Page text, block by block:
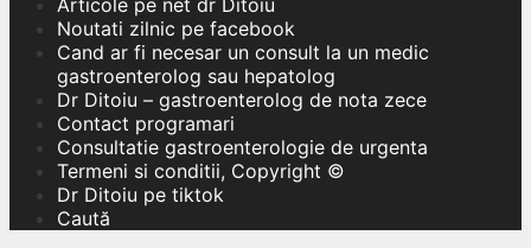
Articole pe net dr Ditoiu
Noutati zilnic pe facebook
Cand ar fi necesar un consult la un medic
gastroenterolog sau hepatolog
Dr Ditoiu – gastroenterolog de nota zece
Contact programari
Consultatie gastroenterologie de urgenta
Termeni si conditii, Copyright ©
Dr Ditoiu pe tiktok
Caută